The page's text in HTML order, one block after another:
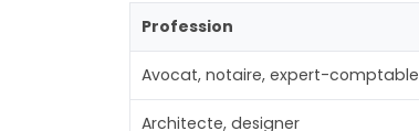
Profession
Avocat, notaire, expert-comptable
Architecte, designer